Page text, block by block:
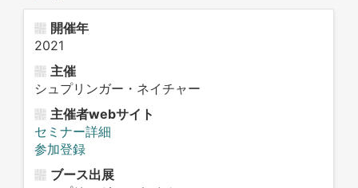
開催年
2021
主催
シュプリンガー・ネイチャー
主催者webサイト
セミナー詳細
参加登録
ブース出展